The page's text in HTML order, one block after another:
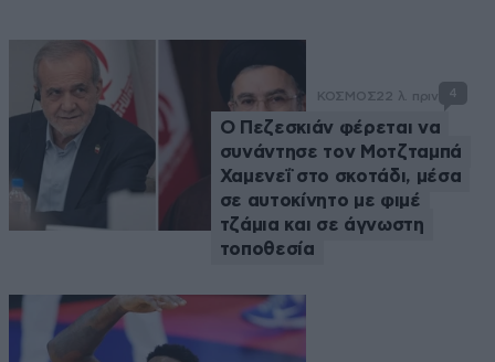
ΚΟΣΜΟΣ22 λ. πριν 4
Ο Πεζεσκιάν φέρεται να
συνάντησε τον Μοτζταμπά
Χαμενεΐ στο σκοτάδι, μέσα
σε αυτοκίνητο με φιμέ
τζάμια και σε άγνωστη
τοποθεσία